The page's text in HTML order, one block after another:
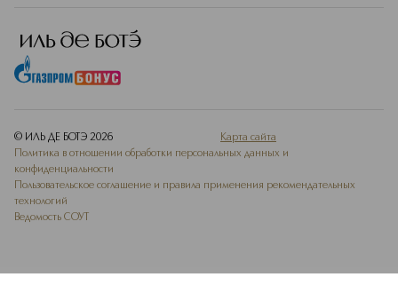
© ИЛЬ ДЕ БОТЭ 2026
Карта сайта
Политика в отношении обработки персональных данных и
конфиденциальности
Пользовательское соглашение и правила применения рекомендательных
технологий
Ведомость СОУТ